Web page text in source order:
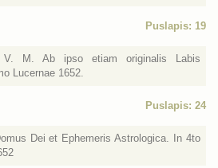
Puslapis: 19
V. M. Ab ipso etiam originalis Labis
Lucernae 1652.
Puslapis: 24
Dei et Ephemeris Astrologica. In 4to